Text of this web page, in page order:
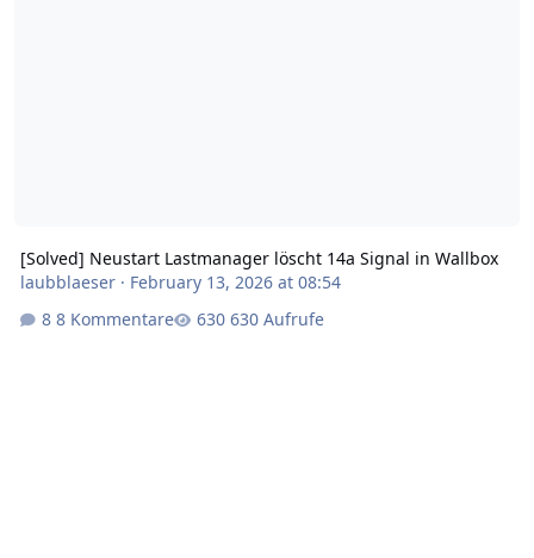
[Solved] Neustart Lastmanager löscht 14a Signal in Wallbox
laubblaeser· February 13, 2026 at 08:54
8 Kommentare
630 Aufrufe